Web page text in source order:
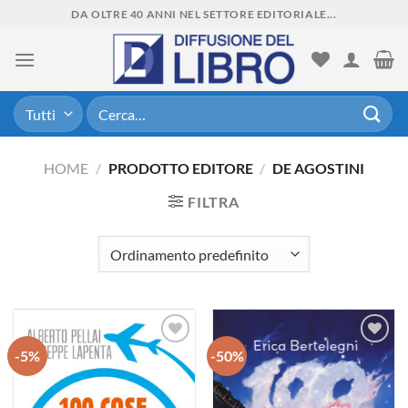
content
DA OLTRE 40 ANNI NEL SETTORE EDITORIALE...
Cerca:
HOME / PRODOTTO EDITORE / DE AGOSTINI
FILTRA
-5%
Aggiungi
alla lista
-50%
Aggiungi
alla lista